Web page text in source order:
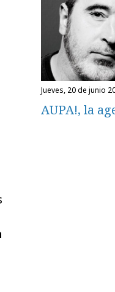
jueves, 20 de junio
AUPA!, la